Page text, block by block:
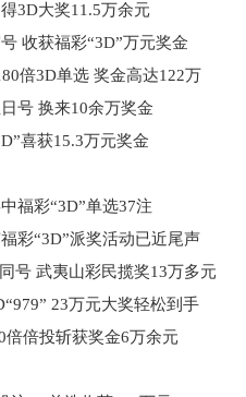
3D大奖11.5万余元
收获福彩“3D”万元奖金
倍3D单选 奖金高达122万
号 换来10余万奖金
喜获15.3万元奖金
福彩“3D”单选37注
彩“3D”派奖活动已近尾声
号 武夷山彩民揽奖13万多元
23万元大奖轻松到手
倍倍投斩获奖金6万余元